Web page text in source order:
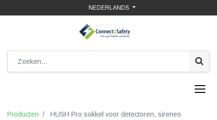
NEDERLANDS
Producten HUSH Pro sokkel voor detectoren, sirenes